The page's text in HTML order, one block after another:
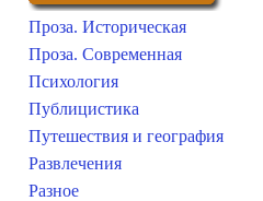
Проза. Историческая
Проза. Современная
Психология
Публицистика
Путешествия и география
Развлечения
Разное